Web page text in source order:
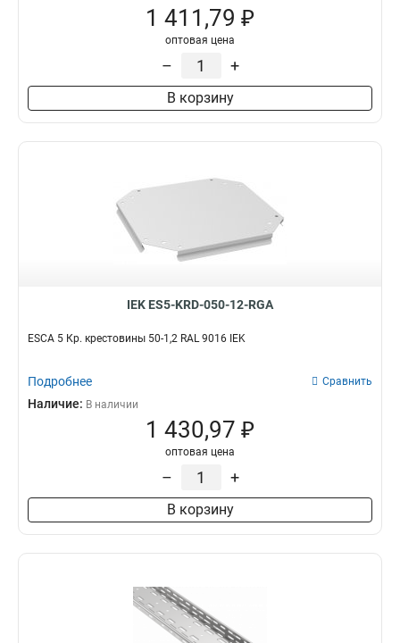
1 411,79 ₽
оптовая цена
– +
В корзину
IEK ES5-KRD-050-12-RGA
ESCA 5 Кр. крестовины 50-1,2 RAL 9016 IEK
Подробнее Сравнить
Наличие: В наличии
1 430,97 ₽
оптовая цена
– +
В корзину